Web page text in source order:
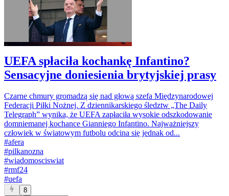
UEFA spłaciła kochankę Infantino?
Sensacyjne doniesienia brytyjskiej prasy
Czarne chmury gromadzą się nad głową szefa Międzynarodowej
Federacji Piłki Nożnej. Z dziennikarskiego śledztw „The Daily
Telegraph” wynika, że UEFA zapłaciła wysokie odszkodowanie
domniemanej kochance Gianniego Infantino. Najważniejszy
człowiek w światowym futbolu odcina się jednak od...
#afera
#pilkanozna
#wiadomosciswiat
#rmf24
#uefa
8